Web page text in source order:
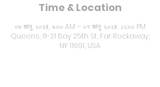
Time & Location
০৬ জানু, ২০২৪, ৯:০০ AM – ০৭ জানু, ২০২৪, ১২:০০ PM
Queens, 8-21 Bay 25th St, Far Rockaway,
NY 11691, USA